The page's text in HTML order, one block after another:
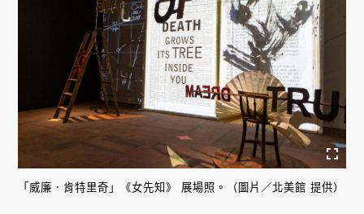
「威廉．肯特里奇」《女先知》 展場照。（圖片／北美館 提供）